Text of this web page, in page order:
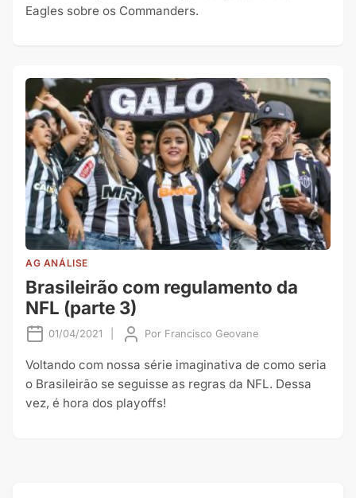
Eagles sobre os Commanders.
AG ANÁLISE
Brasileirão com regulamento da
NFL (parte 3)
01/04/2021 Por Francisco Geovane
Voltando com nossa série imaginativa de como seria
o Brasileirão se seguisse as regras da NFL. Dessa
vez, é hora dos playoffs!